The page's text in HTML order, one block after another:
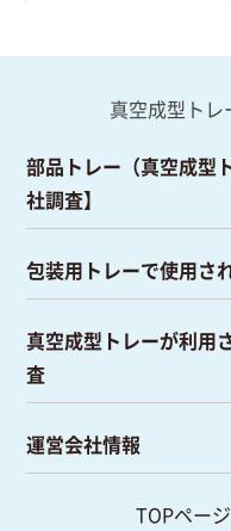
真空成型トレ
部品トレー（真空成型
社調査】
包装用トレーで使用さ
真空成型トレーが利用
査
運営会社情報
TOPページ